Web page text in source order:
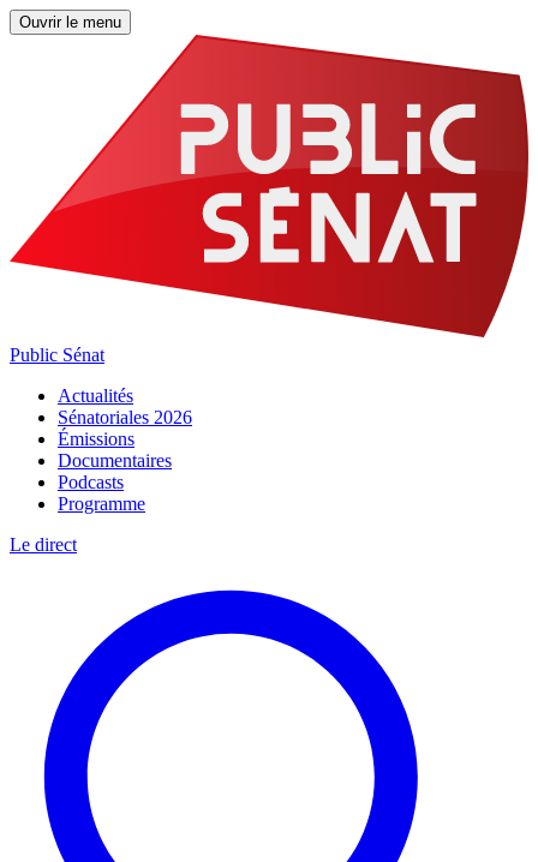
Ouvrir le menu
Public Sénat
Actualités
Sénatoriales 2026
Émissions
Documentaires
Podcasts
Programme
Le direct